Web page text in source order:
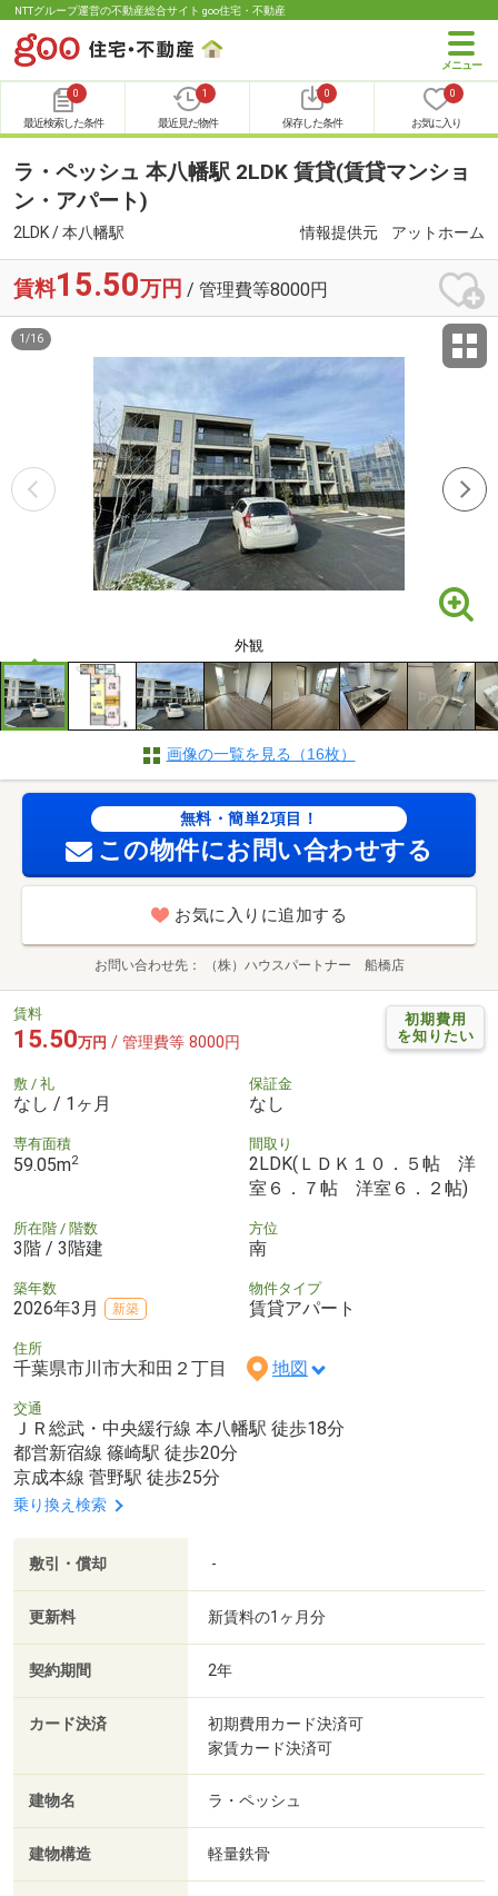
NTTグループ運営の不動産総合サイト goo住宅・不動産
0
最近検索した条件
1
最近見た物件
0
保存した条件
0
お気に入り
ラ・ペッシュ 本八幡駅 2LDK 賃貸(賃貸マンショ
ン・アパート)
2LDK / 本八幡駅 情報提供元 アットホーム
賃料15.50万円 / 管理費等8000円
外観
1 /16
画像の一覧を見る（16枚）
無料・簡単2項目！
この物件にお問い合わせする
お気に入りに追加する
お問い合わせ先 （株）ハウスパートナー 船橋店
初期費用
を知りたい
賃料
15.50万円 / 管理費等 8000円
敷 / 礼
なし / 1ヶ月
保証金
なし
専有面積
59.05m2
間取り
2LDK(ＬＤＫ１０．５帖 洋
室６．７帖 洋室６．２帖)
所在階 / 階数
3階 / 3階建
方位
南
築年数
2026年3月 新築
物件タイプ
賃貸アパート
住所
千葉県市川市大和田２丁目 地図
交通
ＪＲ総武・中央緩行線 本八幡駅 徒歩18分
都営新宿線 篠崎駅 徒歩20分
京成本線 菅野駅 徒歩25分
乗り換え検索
敷引・償却 -
更新料 新賃料の1ヶ月分
契約期間 2年
カード決済
初期費用カード決済可
家賃カード決済可
建物名 ラ・ペッシュ
建物構造 軽量鉄骨